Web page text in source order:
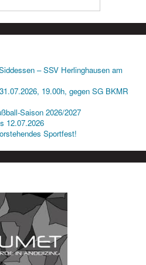
– SSV Herlinghausen am
19.00h, gegen SG BKMR
Saison 2026/2027
12.07.2026
Sportfest!